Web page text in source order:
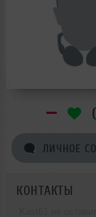
ЛИЧНОЕ
КОНТАКТЫ